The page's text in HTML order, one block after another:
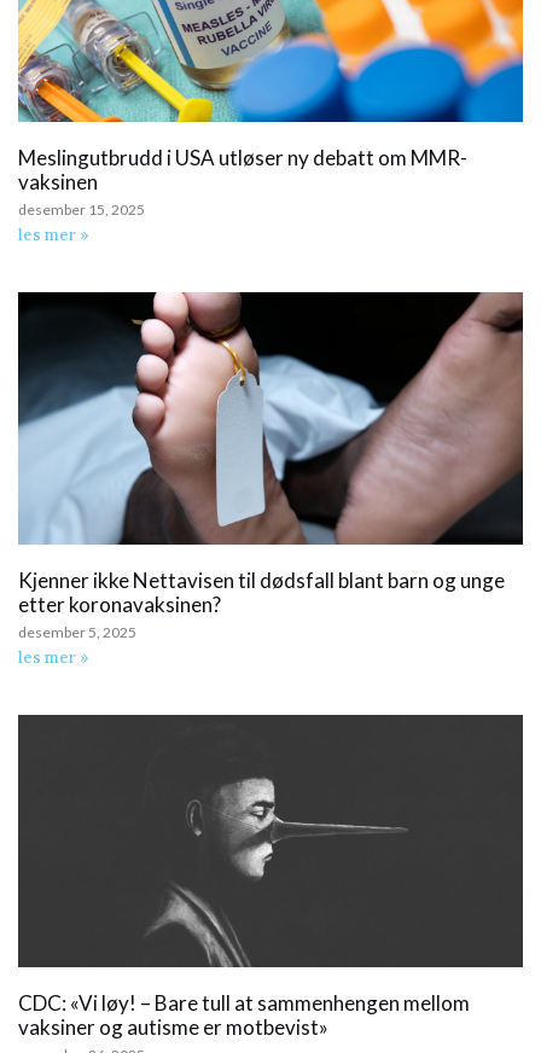
Meslingutbrudd i USA utløser ny debatt om MMR-
vaksinen
desember 15, 2025
les mer »
Kjenner ikke Nettavisen til dødsfall blant barn og unge
etter koronavaksinen?
desember 5, 2025
les mer »
CDC: «Vi løy! – Bare tull at sammenhengen mellom
vaksiner og autisme er motbevist»